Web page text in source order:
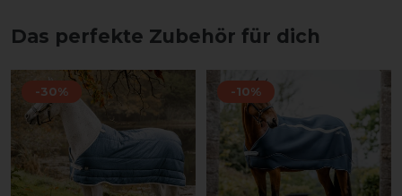
Das perfekte Zubehör für dich
-30% -10%